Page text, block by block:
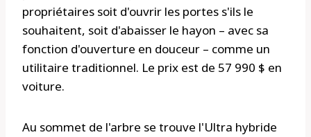
propriétaires soit d'ouvrir les portes s'ils le
souhaitent, soit d'abaisser le hayon – avec sa
fonction d'ouverture en douceur – comme un
utilitaire traditionnel. Le prix est de 57 990 $ en
voiture.
Au sommet de l'arbre se trouve l'Ultra hybride